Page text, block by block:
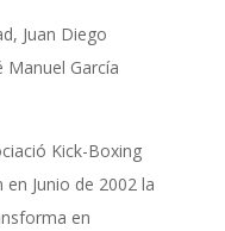
Juan Diego
Manuel García
Kick-Boxing
Junio de 2002 la
en